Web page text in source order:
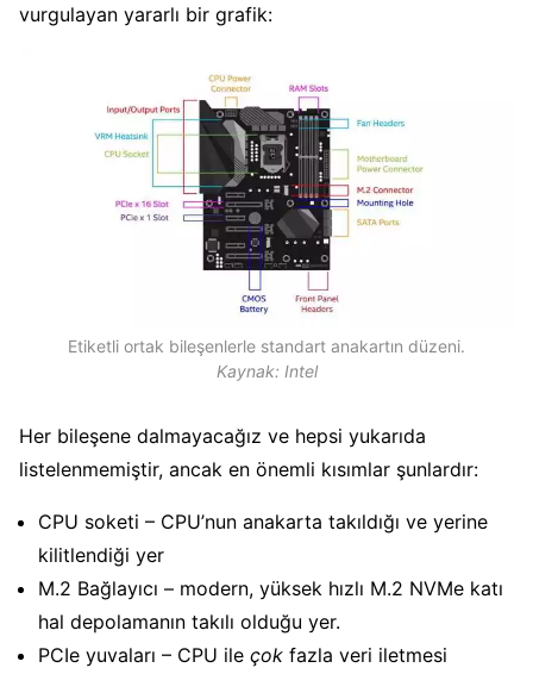
vurgulayan yararlı bir grafik:
Etiketli ortak bileşenlerle standart anakartın düzeni.
Kaynak: Intel
Her bileşene dalmayacağız ve hepsi yukarıda
listelenmemiştir, ancak en önemli kısımlar şunlardır:
CPU soketi – CPU’nun anakarta takıldığı ve yerine
kilitlendiği yer
M.2 Bağlayıcı – modern, yüksek hızlı M.2 NVMe katı
hal depolamanın takılı olduğu yer.
PCIe yuvaları – CPU ile çok fazla veri iletmesi